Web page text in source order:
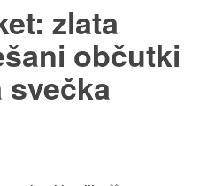
zlata
občutki
svečka